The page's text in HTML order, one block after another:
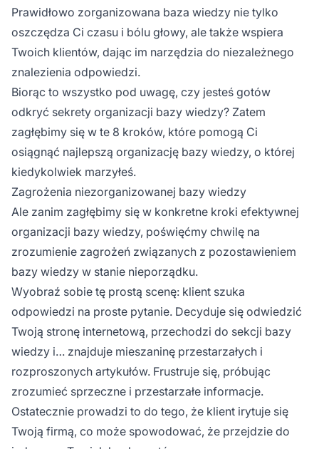
Prawidłowo zorganizowana baza wiedzy nie tylko
oszczędza Ci czasu i bólu głowy, ale także wspiera
Twoich klientów, dając im narzędzia do niezależnego
znalezienia odpowiedzi.
Biorąc to wszystko pod uwagę, czy jesteś gotów
odkryć sekrety organizacji bazy wiedzy? Zatem
zagłębimy się w te 8 kroków, które pomogą Ci
osiągnąć najlepszą organizację bazy wiedzy, o której
kiedykolwiek marzyłeś.
Zagrożenia niezorganizowanej bazy wiedzy
Ale zanim zagłębimy się w konkretne kroki efektywnej
organizacji bazy wiedzy, poświęćmy chwilę na
zrozumienie zagrożeń związanych z pozostawieniem
bazy wiedzy w stanie nieporządku.
Wyobraź sobie tę prostą scenę: klient szuka
odpowiedzi na proste pytanie. Decyduje się odwiedzić
Twoją stronę internetową, przechodzi do sekcji bazy
wiedzy i… znajduje mieszaninę przestarzałych i
rozproszonych artykułów. Frustruje się, próbując
zrozumieć sprzeczne i przestarzałe informacje.
Ostatecznie prowadzi to do tego, że klient irytuje się
Twoją firmą, co może spowodować, że przejdzie do